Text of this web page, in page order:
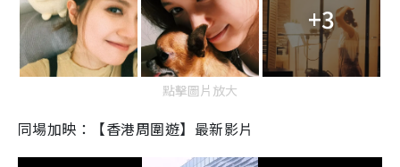
+3
點擊圖片放大
同場加映：【香港周圍遊】最新影片